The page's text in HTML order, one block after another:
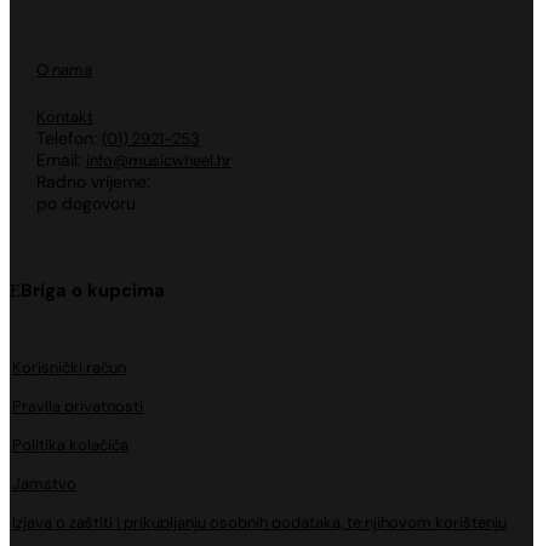
O nama
Kontakt
Telefon: (01) 2921-253
Email: info@musicwheel.hr
Radno vrijeme:
po dogovoru
Briga o kupcima
Korisnički račun
Pravila privatnosti
Politika kolačića
Jamstvo
Izjava o zaštiti i prikupljanju osobnih podataka, te njihovom korištenju